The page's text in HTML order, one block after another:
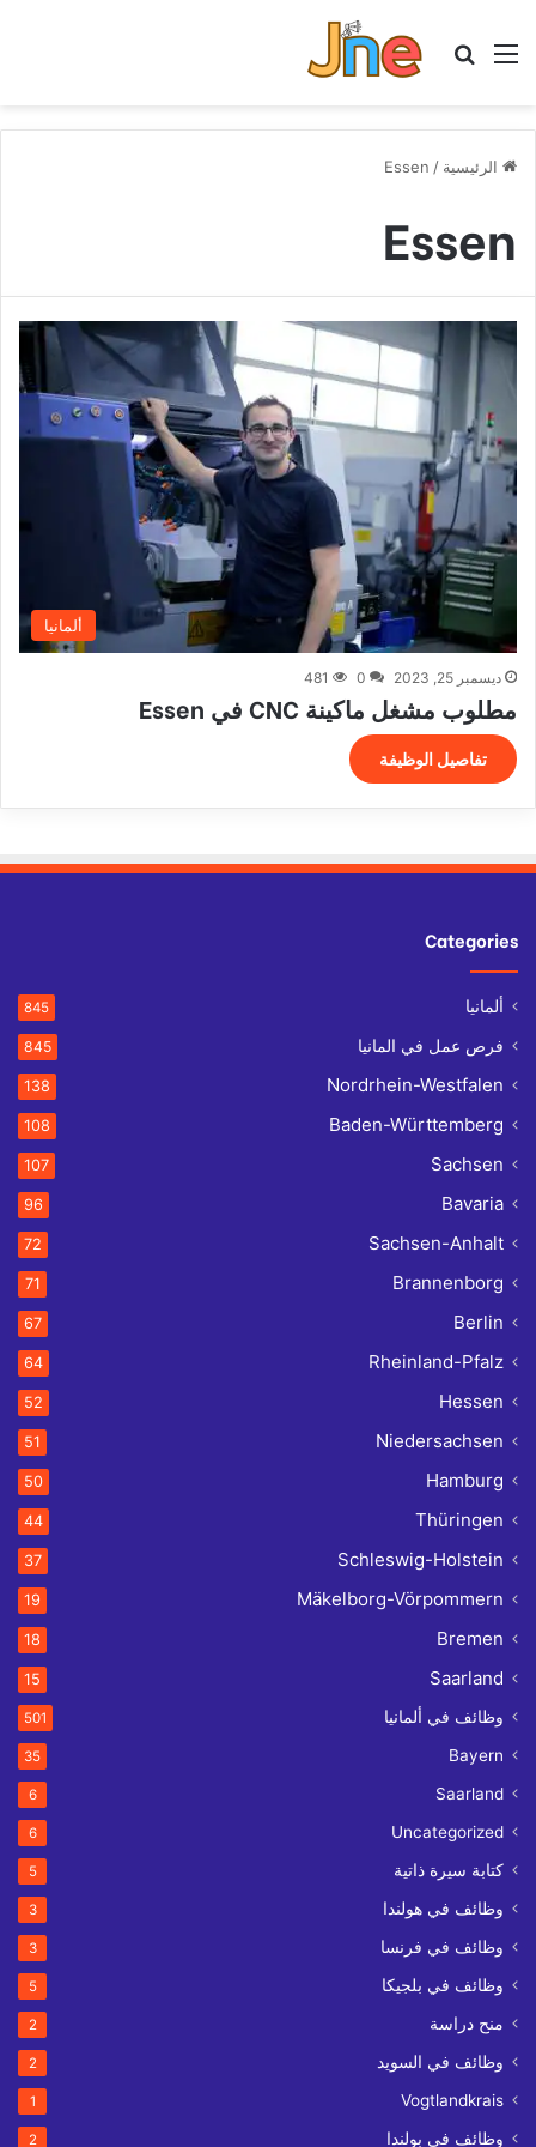
القائمة بحث عن
الرئيسية /
Essen
Essen
ألمانيا
ديسمبر 25, 2023 0
481
مطلوب مشغل ماكينة CNC في Essen
تفاصيل الوظيفة
Categories
ألمانيا 845
فرص عمل في المانيا 845
Nordrhein-Westfalen
138
Baden-Württemberg
108
Sachsen
107
Bavaria
96
Sachsen-Anhalt
72
Brannenborg
71
Berlin
67
Rheinland-Pfalz
64
Hessen
52
Niedersachsen
51
Hamburg
50
Thüringen
44
Schleswig-Holstein
37
Mäkelborg-Vörpommern
19
Bremen
18
Saarland
15
وظائف في ألمانيا 501
Bayern
35
Saarland
6
Uncategorized
6
كتابة سيرة ذاتية 5
وظائف في هولندا 3
وظائف في فرنسا 3
وظائف في بلجيكا 5
منح دراسة 2
وظائف في السويد 2
Vogtlandkrais
1
وظائف في بولندا 2